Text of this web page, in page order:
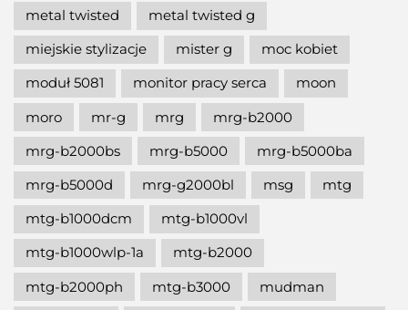
metal twisted
metal twisted g
miejskie stylizacje
mister g
moc kobiet
moduł 5081
monitor pracy serca
moon
moro
mr-g mrg
mrg-b2000
mrg-b2000bs
mrg-b5000
mrg-b5000ba
mrg-b5000d
mrg-g2000bl msg
mtg
mtg-b1000dcm
mtg-b1000vl
mtg-b1000wlp-1a
mtg-b2000
mtg-b2000ph
mtg-b3000
mudman